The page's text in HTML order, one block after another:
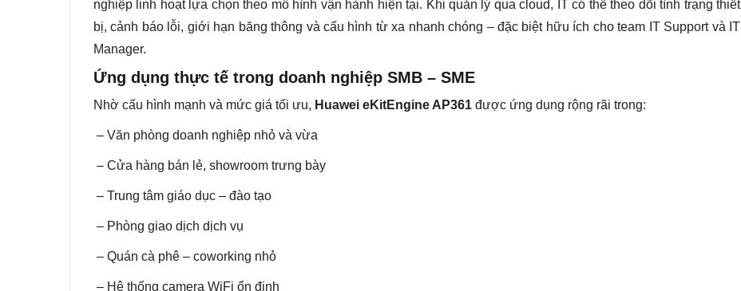
nghiệp linh hoạt lựa chọn theo mô hình vận hành hiện tại. Khi quản lý qua cloud, IT có thể theo dõi tình trạng thiết
bị, cảnh báo lỗi, giới hạn băng thông và cấu hình từ xa nhanh chóng – đặc biệt hữu ích cho team IT Support và IT
Manager.
Ứng dụng thực tế trong doanh nghiệp SMB – SME
Nhờ cấu hình mạnh và mức giá tối ưu, Huawei eKitEngine AP361 được ứng dụng rộng rãi trong:
– Văn phòng doanh nghiệp nhỏ và vừa
– Cửa hàng bán lẻ, showroom trưng bày
– Trung tâm giáo dục – đào tạo
– Phòng giao dịch dịch vụ
– Quán cà phê – coworking nhỏ
– Hệ thống camera WiFi ổn định